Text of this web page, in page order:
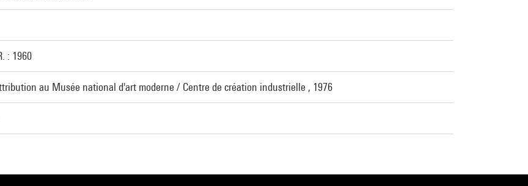
: 1960
au Musée national d'art moderne / Centre de création industrielle , 1976